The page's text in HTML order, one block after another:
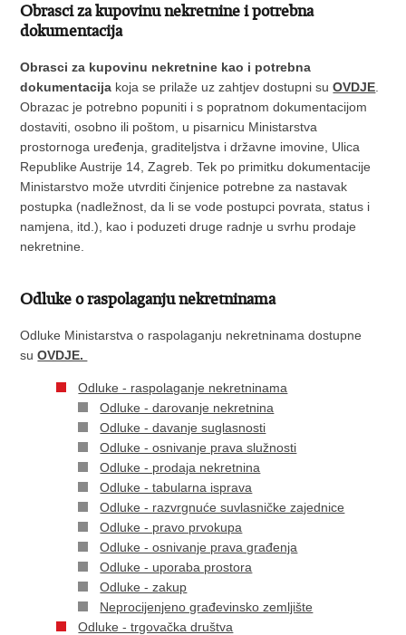
Obrasci za kupovinu nekretnine i potrebna
dokumentacija
Obrasci za kupovinu nekretnine kao i potrebna
dokumentacija koja se prilaže uz zahtjev dostupni suOVDJE
Obrazac je potrebno popuniti i s popratnom dokumentacijom
dostaviti, osobno ili poštom, u pisarnicu Ministarstva
prostornoga uređenja, graditeljstva i državne imovine, Ulica
Republike Austrije 14, Zagreb. Tek po primitku dokumentacije
Ministarstvo može utvrditi činjenice potrebne za nastavak
postupka (nadležnost, da li se vode postupci povrata, status i
namjena, itd.), kao i poduzeti druge radnje u svrhu prodaje
nekretnine.
Odluke o raspolaganju nekretninama
Odluke Ministarstva o raspolaganju nekretninama dostupne
suOVDJE.
Odluke - raspolaganje nekretninama
Odluke - darovanje nekretnina
Odluke - davanje suglasnosti
Odluke - osnivanje prava služnosti
Odluke - prodaja nekretnina
Odluke - tabularna isprava
Odluke - razvrgnuće suvlasničke zajednice
Odluke - pravo prvokupa
Odluke - osnivanje prava građenja
Odluke - uporaba prostora
Odluke - zakup
Neprocijenjeno građevinsko zemljište
Odluke - trgovačka društva